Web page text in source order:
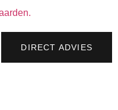
DIRECT ADVIES